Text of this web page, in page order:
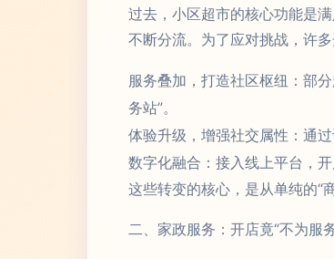
过去，小区超市的核心功能是
不断分流。为了应对挑战，许
服务叠加，打造社区枢纽：部
务站”。
体验升级，增强社交属性：通
数字化融合：接入线上平台，
这些转变的核心，是从单纯的“
二、家政服务：开店竟“不为服